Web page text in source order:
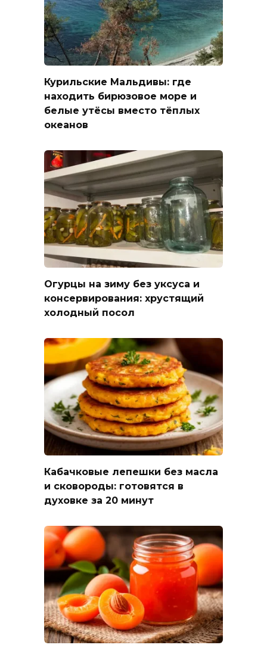
Курильские Мальдивы: где
находить бирюзовое море и
белые утёсы вместо тёплых
океанов
Огурцы на зиму без уксуса и
консервирования: хрустящий
холодный посол
Кабачковые лепешки без масла
и сковороды: готовятся в
духовке за 20 минут